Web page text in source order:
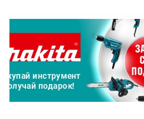
Разбейте
оплату на части
без переплат